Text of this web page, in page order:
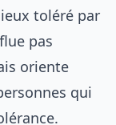
toléré par
pas
oriente
qui